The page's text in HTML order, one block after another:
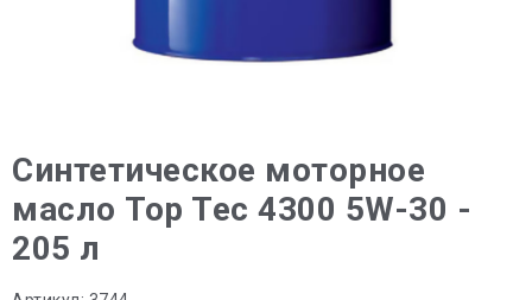
Синтетическое моторное
масло Top Tec 4300 5W-30 -
205 л